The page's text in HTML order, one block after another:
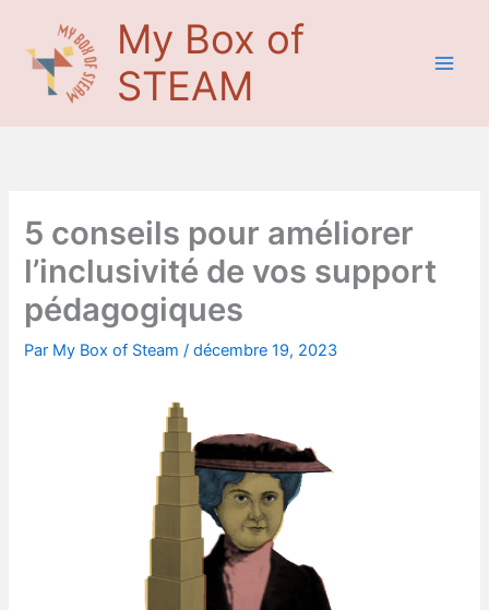
contenu
My Box of
STEAM
5 conseils pour améliorer
l’inclusivité de vos support
pédagogiques
Par My Box of Steam/décembre 19, 2023